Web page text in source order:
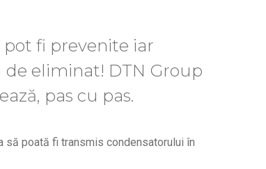
fi prevenite iar
eliminat! DTN Group
pas cu pas.
să poată fi transmis condensatorului în